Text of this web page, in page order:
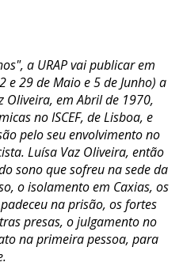
a URAP vai publicar em
e 29 de Maio e 5 de Junho) a
Oliveira, em Abril de 1970,
no ISCEF, de Lisboa, e
pelo seu envolvimento no
Luísa Vaz Oliveira, então
sono que sofreu na sede da
o isolamento em Caxias, os
na prisão, os fortes
presas, o julgamento no
na primeira pessoa, para